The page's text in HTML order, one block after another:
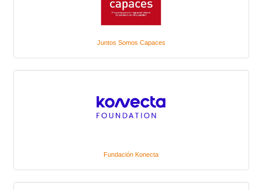
Juntos Somos Capaces
Fundación Konecta